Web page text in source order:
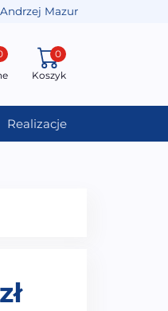
Mazur
Koszyk
0
Realizacje
zł